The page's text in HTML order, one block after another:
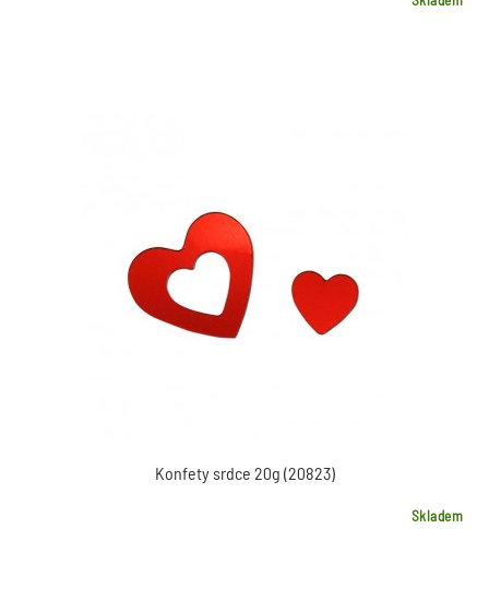
Konfety srdce 20g (20823)
Skladem